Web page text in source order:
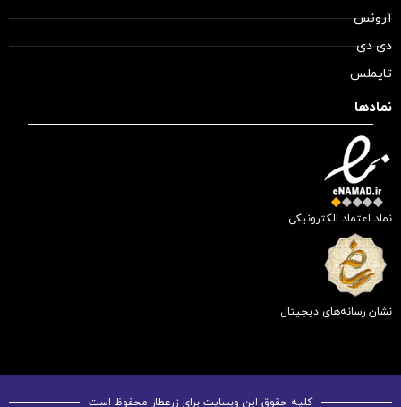
آرونس
دی دی
تایملس
نمادها
نماد اعتماد الکترونیکی
نشان رسانه‌های دیجیتال
کلیه حقوق این وبسایت برای زرعطار محفوظ است